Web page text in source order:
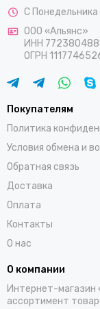
С Понедельника
ООО «Альянс»
ИНН
ОГРН
Покупателям
Политика
Условия обмена и
Обратная связь
Доставка
Оплата
Контакты
О нас
О компании
Интернет-магазин
ассортимент